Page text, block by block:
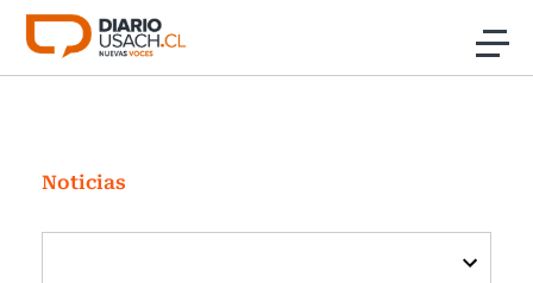
Click acá para ir directamente al contenido
Investigación
Cultura
Noticias